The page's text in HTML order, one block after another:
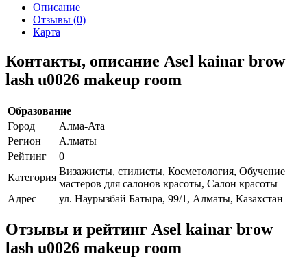
Описание
Отзывы (0)
Карта
Контакты, описание Asel kainar brow
lash u0026 makeup room
Образование
Город
Алма-Ата
Регион
Алматы
Рейтинг
0
Категория
Визажисты, стилисты, Косметология, Обучение
мастеров для салонов красоты, Салон красоты
Адрес
ул. Наурызбай Батыра, 99/1, Алматы, Казахстан
Отзывы и рейтинг Asel kainar brow
lash u0026 makeup room